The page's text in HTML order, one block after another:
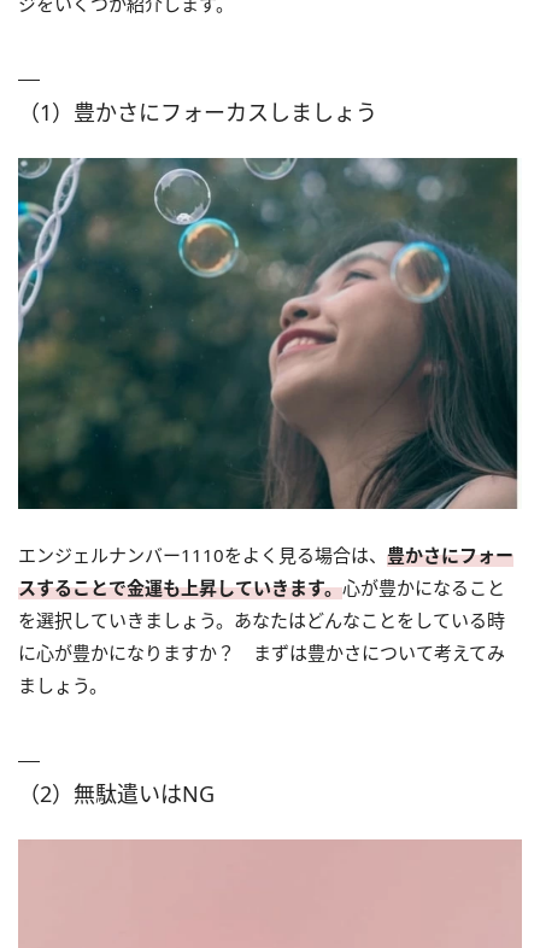
（1）豊かさにフォーカスしましょう
エンジェルナンバー1110をよく見る場合は、 豊かさにフォー
スすることで金運も上昇していきます。心が豊かになること
を選択していきましょう。あなたはどんなことをしている時
に心が豊かになりますか？ まずは豊かさについて考えてみ
ましょう。
（2）無駄遣いはNG